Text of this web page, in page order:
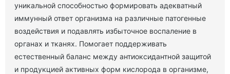
уникальной способностью формировать адекватный
иммунный ответ организма на различные патогенные
воздействия и подавлять избыточное воспаление в
органах и тканях. Помогает поддерживать
естественный баланс между антиоксидантной защитой
и продукцией активных форм кислорода в организме,